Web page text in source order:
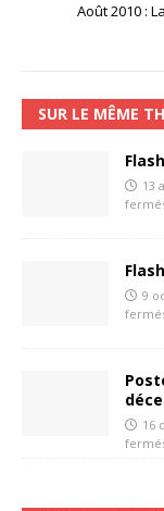
Août 2010 :
SUR LE MÊME
13
9
16